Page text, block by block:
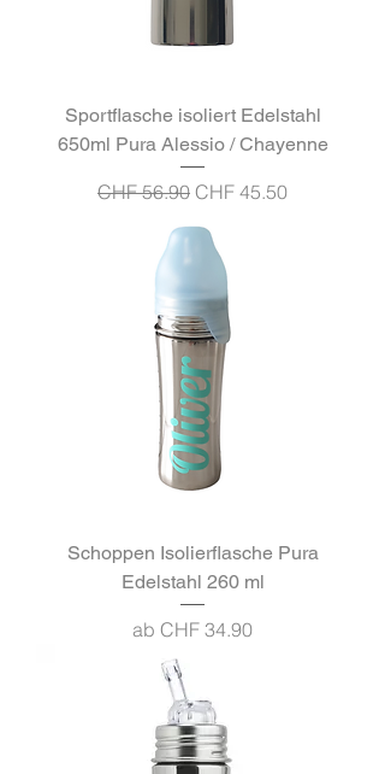
Sportflasche isoliert Edelstahl
650ml Pura Alessio / Chayenne
Standardpreis
CHF 56.90 Sale-Preis
CHF 45.50
Schoppen Isolierflasche Pura
Edelstahl 260 ml
ab CHF 34.90
Sale-Preis